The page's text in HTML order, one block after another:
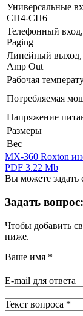
Универсальные
CH4-CH6
Телефонный
Paging
Линейный выход,
Amp Out
Рабочая
Потребляемая
Напряжение
Размеры
Вес
MX-360 Roxton
PDF 3.22 Mb
Вы можете задать
Задать вопрос:
Чтобы добавить
ниже.
Ваше имя *
E-mail для ответа
Текст вопроса *